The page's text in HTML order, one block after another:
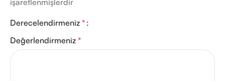
Derecelendirmeniz *
Değerlendirmeniz *